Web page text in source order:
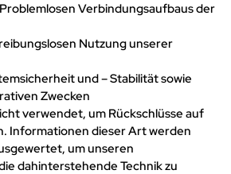
Verbindungsaufbaus der
Nutzung unserer
und – Stabilität sowie
Zwecken
verwendet, um Rückschlüsse auf
Informationen dieser Art werden
um unseren
dahinterstehende Technik zu